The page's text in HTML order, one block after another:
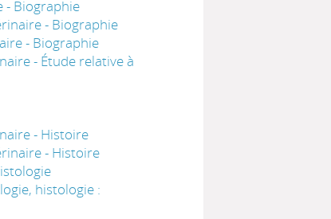
- Biographie
- Biographie
- Biographie
- Étude relative à
- Histoire
- Histoire
histologie :